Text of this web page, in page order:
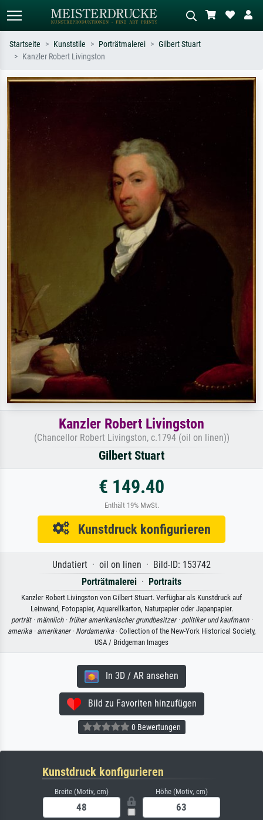
Suchen Sie nach Künstlern, Werktiteln
Sternennacht, Impressionismus, Welle
Wiese, Abstrakt mit viel Rot, Dunkles
Startseite Kunststile Porträtmalerei
Gilbert Stuart
Kanzler Robert Livingston
Kanzler Robert Livingston
(Chancellor Robert Livingston, c.1794 (oil on linen))
Gilbert Stuart
€ 149.40
Enthält 19% MwSt.
Kunstdruck konfigurieren
Undatiert · oil on linen · Bild-ID: 153742
Porträtmalerei · Portraits
Kanzler Robert Livingston von Gilbert Stuart. Verfügbar als Kunstdruck auf
Leinwand, Fotopapier, Aquarellkarton, Naturpapier oder Japanpapier.
porträt · männlich · früher amerikanischer grundbesitzer · politiker und kaufmann ·
amerika · amerikaner · Nordamerika· Collection of the New-York Historical Society,
USA / Bridgeman Images
In 3D / AR ansehen
Bild zu Favoriten hinzufügen
0 Bewertungen
Kunstdruck konfigurieren
Breite (Motiv, cm) Höhe (Motiv, cm)